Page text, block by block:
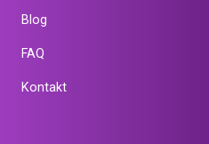
Blog
FAQ
Kontakt